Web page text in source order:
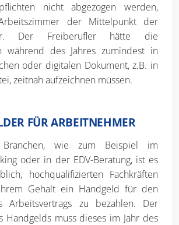
nicht abgezogen werden,
der Mittelpunkt der
Der Freiberufler hätte die
während des Jahres zumindest in
oder digitalen Dokument, z.B. in
zeitnah aufzeichnen müssen.
FÜR ARBEITNEHMER
wie zum Beispiel im
oder in der EDV-Beratung, ist es
hochqualifizierten Fachkräften
Gehalt ein Handgeld für den
Arbeitsvertrags zu bezahlen. Der
Handgelds muss dieses im Jahr des